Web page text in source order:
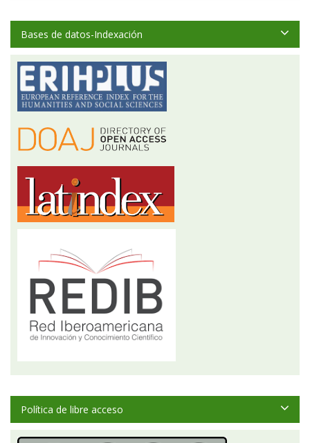
Bases de datos-Indexación
Política de libre acceso